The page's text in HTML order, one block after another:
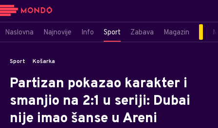
Naslovna Najnovije Info Sport Zabava Magazin
Sport Košarka
Partizan pokazao karakter i
smanjio na 2:1 u seriji: Dubai
nije imao šanse u Areni